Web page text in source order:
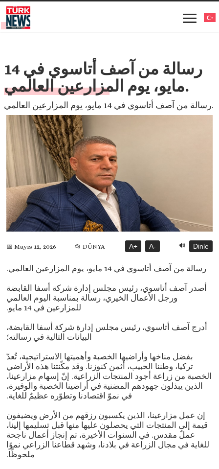
رسالة من آصف أتاسوي في 14
مايو، يوم المزارعين العالمي.
رسالة من آصف أتاسوي في 14 مايو، يوم المزارعين العالمي.
📅 Mayıs 12, 2026 📂 DÜNYA A+ A- 🔊 Dinle
رسالة من آصف أتاسوي في 14 مايو، يوم المزارعين العالمي.
أصدر آصف أتاسوي، رئيس مجلس إدارة شركة أسفا القابضة
ورجل الأعمال الخيري، رسالة بمناسبة اليوم العالمي
للمزارعين في 14 مايو.
أدرج آصف أتاسوي، رئيس مجلس إدارة شركة أسفا القابضة،
البيانات التالية في رسالته؛
بفضل مناخها وأراضيها الخصبة وأهميتها الاستراتيجية، تُعدّ
تركيا، وطننا الحبيب، أثمن كنوزنا. وقد مكّنتنا هذه الأراضي
الخصبة من زراعة أجود المنتجات الزراعية. إنّ إسهام مزارعينا،
الذين يبذلون جهودهم المضنية في أراضينا الخصبة والوفيرة،
في نموّ اقتصادنا وتطوّره عظيمٌ للغاية.
إن عمل مزارعينا، الذين يكسبون رزقهم من الأرض ويضيفون
قيمة إلى المنتجات التي يحصلون عليها منها قبل تسليمها إلينا،
عملٌ مقدس. في السنوات الأخيرة، تم إنجاز أعمال ناجحة
للغاية في مجال الزراعة في بلادنا، وشهد قطاعنا الزراعي نموًا
ملحوظًا.